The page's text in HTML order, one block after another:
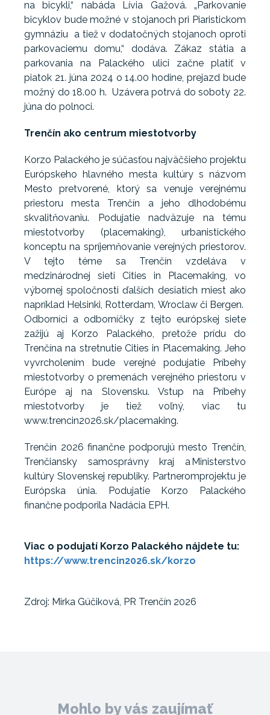
na bicykli,“ nabáda Lívia Gažová. „Parkovanie
bicyklov bude možné v stojanoch pri Piaristickom
gymnáziu a tiež v dodatočných stojanoch oproti
parkovaciemu domu,“ dodáva. Zákaz státia a
parkovania na Palackého ulici začne platiť v
piatok 21. júna 2024 o 14.00 hodine, prejazd bude
možný do 18.00 h. Uzávera potrvá do soboty 22.
júna do polnoci.
Trenčín ako centrum miestotvorby
Korzo Palackého je súčasťou najväčšieho projektu
Európskeho hlavného mesta kultúry s názvom
Mesto pretvorené, ktorý sa venuje verejnému
priestoru mesta Trenčín a jeho dlhodobému
skvalitňovaniu. Podujatie nadväzuje na tému
miestotvorby (placemaking), urbanistického
konceptu na spríjemňovanie verejných priestorov.
V tejto téme sa Trenčín vzdeláva v
medzinárodnej sieti Cities in Placemaking, vo
výbornej spoločnosti ďalších desiatich miest ako
napríklad Helsinki, Rotterdam, Wroclaw či Bergen.
Odborníci a odborníčky z tejto európskej siete
zažijú aj Korzo Palackého, pretože prídu do
Trenčína na stretnutie Cities in Placemaking. Jeho
vyvrcholením bude verejné podujatie Príbehy
miestotvorby o premenách verejného priestoru v
Európe aj na Slovensku. Vstup na Príbehy
miestotvorby je tiež voľný, viac tu
www.trencin2026.sk/placemaking.
Trenčín 2026 finančne podporujú mesto Trenčín,
Trenčiansky samosprávny kraj a Ministerstvo
kultúry Slovenskej republiky. Partneromprojektu je
Európska únia. Podujatie Korzo Palackého
finančne podporila Nadácia EPH.
Viac o podujatí Korzo Palackého nájdete tu:
https://www.trencin2026.sk/korzo
Zdroj: Mirka Gúčiková, PR Trenčín 2026
Mohlo by vás zaujímať